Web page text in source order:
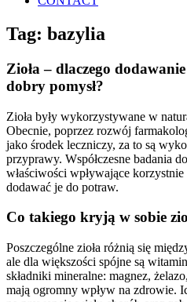
Tag: bazylia
Zioła – dlaczego
dobry pomysł?
Zioła były wykorzystywane w
Obecnie, poprzez rozwój
jako środek leczniczy, za to są
przyprawy. Współczesne badania
właściwości wpływające
dodawać je do potraw.
Co takiego kryją w sobie
Poszczególne zioła różnią się
ale dla większości spójne są
składniki mineralne: magnez,
mają ogromny wpływ na zdrowie.